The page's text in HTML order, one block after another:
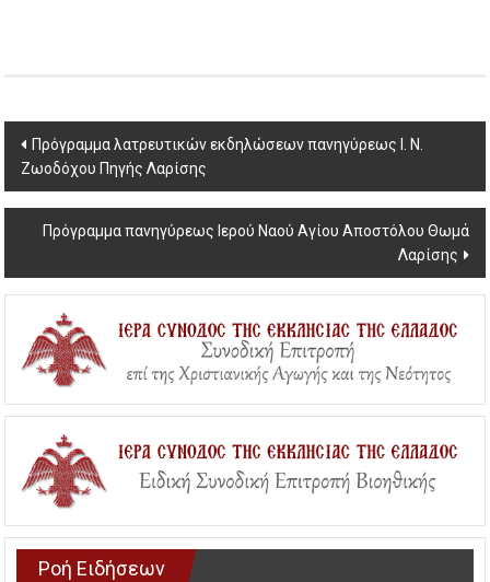
Post
navigation
Πρόγραμμα λατρευτικών εκδηλώσεων πανηγύρεως Ι. Ν.
Ζωοδόχου Πηγής Λαρίσης
Πρόγραμμα πανηγύρεως Ιερού Ναού Αγίου Αποστόλου Θωμά
Λαρίσης
Ροή Ειδήσεων